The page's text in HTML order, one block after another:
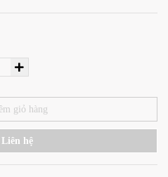
giỏ hàng
hệ